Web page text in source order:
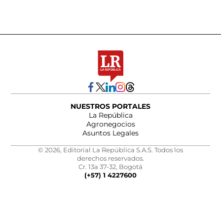
NUESTROS PORTALES
La República
Agronegocios
Asuntos Legales
© 2026, Editorial La República S.A.S. Todos los
derechos reservados.
Cr. 13a 37-32, Bogotá
(+57) 1 4227600